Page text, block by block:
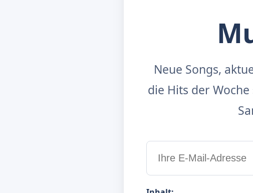
Neue Songs,
die Hits der